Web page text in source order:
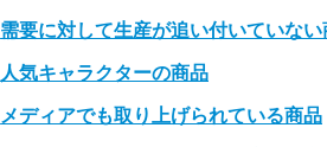
需要に対して生産が追い付いていない
人気キャラクターの商品
メディアでも取り上げられている商品